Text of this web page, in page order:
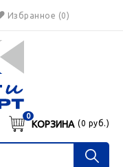
Избранное (0)
КОРЗИНА
0
(0 руб.)